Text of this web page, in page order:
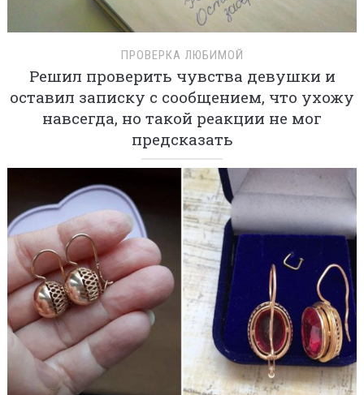
ПРОВЕРКА ЛЮБИМОЙ
Решил проверить чувства девушки и
оставил записку с сообщением, что ухожу
навсегда, но такой реакции не мог
предсказать